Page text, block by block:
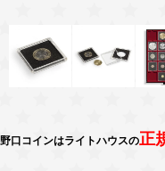
野口コインはライトハウスの正